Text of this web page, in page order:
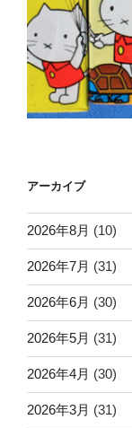
アーカイブ
2026年8月 (10)
2026年7月 (31)
2026年6月 (30)
2026年5月 (31)
2026年4月 (30)
2026年3月 (31)